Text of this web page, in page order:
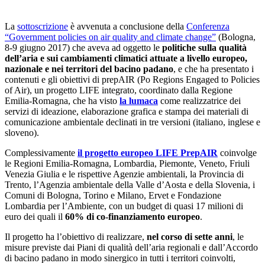
La sottoscrizione è avvenuta a conclusione della Conferenza
“Government policies on air quality and climate change” (Bologna,
8-9 giugno 2017) che aveva ad oggetto le politiche sulla qualità
dell’aria e sui cambiamenti climatici attuate a livello europeo,
nazionale e nei territori del bacino padano, e che ha presentato i
contenuti e gli obiettivi di prepAIR (Po Regions Engaged to Policies
of Air), un progetto LIFE integrato, coordinato dalla Regione
Emilia-Romagna, che ha visto la lumaca come realizzatrice dei
servizi di ideazione, elaborazione grafica e stampa dei materiali di
comunicazione ambientale declinati in tre versioni (italiano, inglese e
sloveno).
Complessivamente il progetto europeo LIFE PrepAIR coinvolge
le Regioni Emilia-Romagna, Lombardia, Piemonte, Veneto, Friuli
Venezia Giulia e le rispettive Agenzie ambientali, la Provincia di
Trento, l’Agenzia ambientale della Valle d’Aosta e della Slovenia, i
Comuni di Bologna, Torino e Milano, Ervet e Fondazione
Lombardia per l’Ambiente, con un budget di quasi 17 milioni di
euro dei quali il 60% di co-finanziamento europeo.
Il progetto ha l’obiettivo di realizzare, nel corso di sette anni, le
misure previste dai Piani di qualità dell’aria regionali e dall’Accordo
di bacino padano in modo sinergico in tutti i territori coinvolti,